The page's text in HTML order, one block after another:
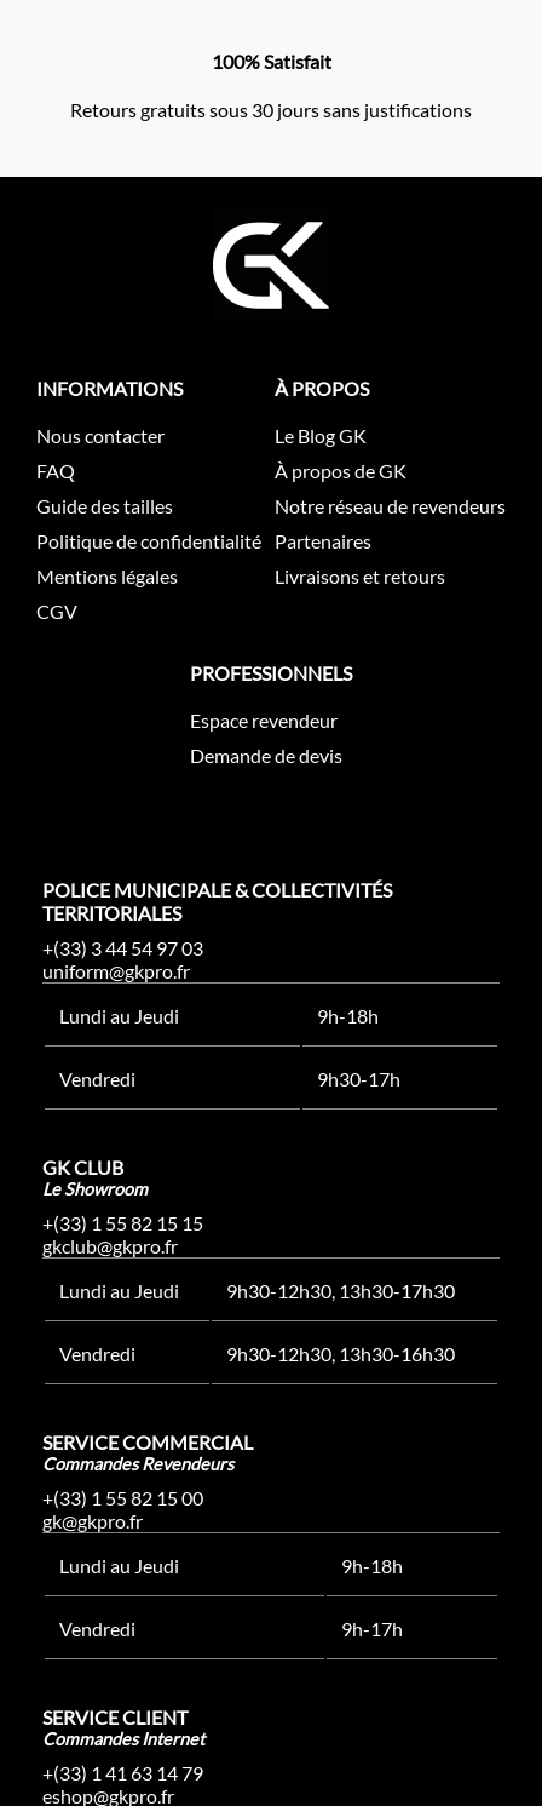
100% Satisfait
Retours gratuits sous 30 jours sans justifications
INFORMATIONS
Nous contacter
FAQ
Guide des tailles
Politique de confidentialité
Mentions légales
CGV
À PROPOS
Le Blog GK
À propos de GK
Notre réseau de revendeurs
Partenaires
Livraisons et retours
PROFESSIONNELS
Espace revendeur
Demande de devis
POLICE MUNICIPALE & COLLECTIVITÉS
TERRITORIALES
+(33) 3 44 54 97 03
uniform@gkpro.fr
Lundi au Jeudi
9h-18h
Vendredi 9h30-17h
GK CLUB
Le Showroom
+(33) 1 55 82 15 15
gkclub@gkpro.fr
Lundi au Jeudi
9h30-12h30, 13h30-17h30
Vendredi 9h30-12h30, 13h30-16h30
SERVICE COMMERCIAL
Commandes Revendeurs
+(33) 1 55 82 15 00
gk@gkpro.fr
Lundi au Jeudi
9h-18h
Vendredi 9h-17h
SERVICE CLIENT
Commandes Internet
+(33) 1 41 63 14 79
eshop@gkpro.fr